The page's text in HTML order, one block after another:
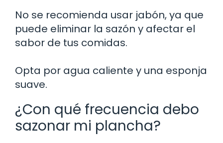
No se recomienda usar jabón, ya que
puede eliminar la sazón y afectar el
sabor de tus comidas.
Opta por agua caliente y una esponja
suave.
¿Con qué frecuencia debo
sazonar mi plancha?